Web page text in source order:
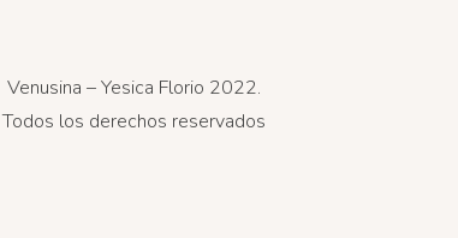
Venusina – Yesica Florio 2022.
Todos los derechos reservados